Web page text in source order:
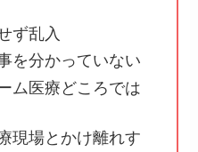
ず乱入
を分かっていない
ム医療どころでは
現場とかけ離れす